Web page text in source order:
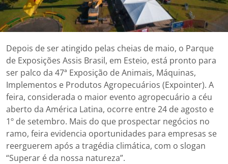
Depois de ser atingido pelas cheias de maio, o Parque
de Exposições Assis Brasil, em Esteio, está pronto para
ser palco da 47ª Exposição de Animais, Máquinas,
Implementos e Produtos Agropecuários (Expointer). A
feira, considerada o maior evento agropecuário a céu
aberto da América Latina, ocorre entre 24 de agosto e
1º de setembro. Mais do que prospectar negócios no
ramo, feira evidencia oportunidades para empresas se
reerguerem após a tragédia climática, com o slogan
“Superar é da nossa natureza”.